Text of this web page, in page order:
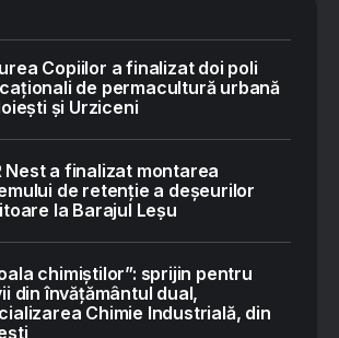
Copiilor a finalizat doi poli
de permacultură urbană
și Urziceni
Nest a finalizat montarea
de retenție a deșeurilor
la Barajul Leșu
chimiștilor”: sprijin pentru
din învățământul dual,
Chimie Industrială, din